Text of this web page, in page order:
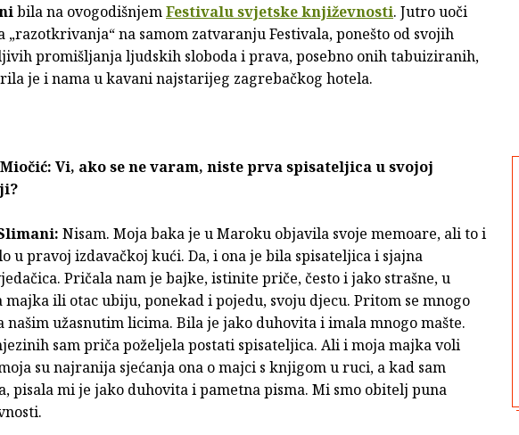
bila na ovogodišnjemFestivalu svjetske književnosti. Jutro uoči
„razotkrivanja“ na samom zatvaranju Festivala, ponešto od svojih
promišljanja ljudskih sloboda i prava, posebno onih tabuiziranih,
je i nama u kavani najstarijeg zagrebačkog hotela.
Vi, ako se ne varam, niste prva spisateljica u svojoj
Nisam. Moja baka je u Maroku objavila svoje memoare, ali to i
u pravoj izdavačkoj kući. Da, i ona je bila spisateljica i sjajna
Pričala nam je bajke, istinite priče, često i jako strašne, u
majka ili otac ubiju, ponekad i pojedu, svoju djecu. Pritom se mnogo
našim užasnutim licima. Bila je jako duhovita i imala mnogo mašte.
sam priča poželjela postati spisateljica. Ali i moja majka voli
su najranija sjećanja ona o majci s knjigom u ruci, a kad sam
pisala mi je jako duhovita i pametna pisma. Mi smo obitelj puna